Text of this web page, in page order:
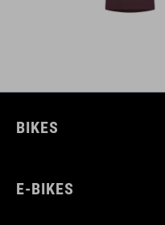
BIKES
E-BIKES